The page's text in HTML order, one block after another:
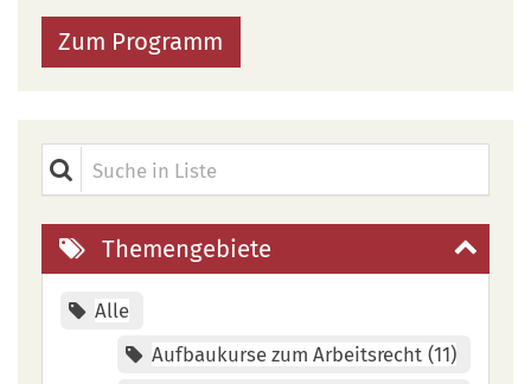
Zum Programm
Suche in Liste
Themengebiete
Alle
Aufbaukurse zum Arbeitsrecht 11